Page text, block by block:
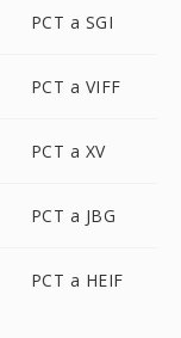
PCT a SGI
PCT a VIFF
PCT a XV
PCT a JBG
PCT a HEIF